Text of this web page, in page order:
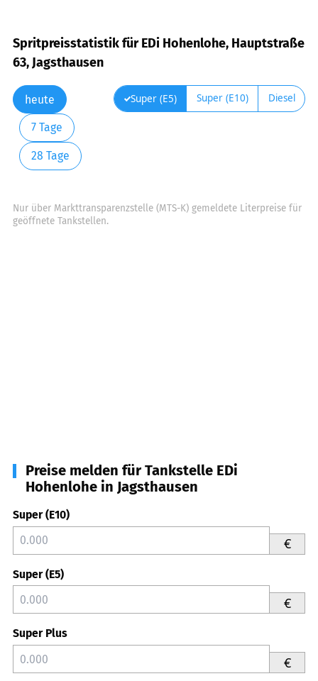
Spritpreisstatistik für EDi Hohenlohe, Hauptstraße
63, Jagsthausen
heute
7 Tage
28 Tage
Super (E5) Super (E10) Diesel
Nur über Markttransparenzstelle (MTS-K) gemeldete Literpreise für
geöffnete Tankstellen.
Preise melden für Tankstelle EDi
Hohenlohe in Jagsthausen
Super (E10)
€
Super (E5)
€
Super Plus
€